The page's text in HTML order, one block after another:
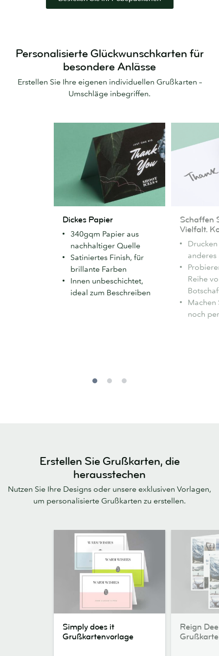
Personalisierte Glückwunschkarten für
besondere Anlässe
Erstellen Sie Ihre eigenen individuellen Grußkarten –
Umschläge inbegriffen.
Papier
Dickes Papier
340gqm Papier aus
nachhaltiger Quelle
Satiniertes Finish, für
brillante Farben
Innen unbeschichtet,
ideal zum Beschreiben
Sie
wenig
Vielfalt.
Kostenlos!
Schaffen
Vielfalt.
Reihe
Machen
noch
Erstellen Sie Grußkarten, die
herausstechen
Nutzen Sie Ihre Designs oder unsere exklusiven Vorlagen,
um personalisierte Grußkarten zu erstellen.
does
Simply does it
Grußkartenvorlage
Deer
Reign